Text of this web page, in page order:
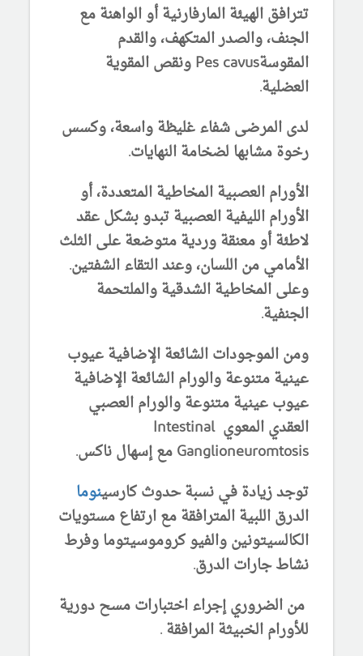
تترافق الهيئة المارفارنية أو الواهنة مع
الجنف، والصدر المتكهف، والقدم
المقوسة
Pes cavus ونقص المقوية
العضلية.
لدى المرضى شفاء غليظة واسعة، وكسس
رخوة مشابها لضخامة النهايات.
الأورام العصبية المخاطية المتعددة، أو
الأورام الليفية العصبية تبدو بشكل عقد
لاطئة أو معنقة وردية متوضعة على الثلث
الأمامي من اللسان، وعند التقاء الشفتين.
وعلى المخاطية الشدقية والملتحمة
الجنفية.
ومن الموجودات الشائعة الإضافية عيوب
عينية متنوعة والورام الشائعة الإضافية
عيوب عينية متنوعة والورام العصبي
العقدي المعوي Intestinal
Ganglioneuromtosis مع إسهال ناكس.
توجد زيادة في نسبة حدوث كارسينوما
الدرق اللبية المترافقة مع ارتفاع مستويات
الكالسيتونين والفيو كروموسيتوما وفرط
نشاط جارات الدرق.
من الضروري إجراء اختبارات مسح دورية
للأورام الخبيثة المرافقة .